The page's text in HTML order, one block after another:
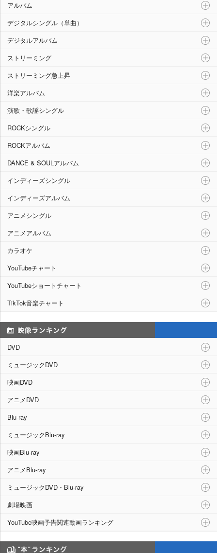
アルバム
デジタルシングル（単曲）
デジタルアルバム
ストリーミング
ストリーミング急上昇
洋楽アルバム
演歌・歌謡シングル
ROCKシングル
ROCKアルバム
DANCE & SOULアルバム
インディーズシングル
インディーズアルバム
アニメシングル
アニメアルバム
カラオケ
YouTubeチャート
YouTubeショートチャート
TikTok音楽チャート
DVD
ミュージックDVD
映画DVD
アニメDVD
Blu-ray
ミュージックBlu-ray
映画Blu-ray
アニメBlu-ray
ミュージックDVD・Blu-ray
劇場映画
YouTube映画予告関連動画ランキング